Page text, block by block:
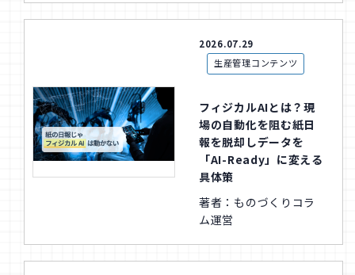
2026.07.29
生産管理コンテンツ
フィジカルAIとは？現
場の自動化を阻む紙日
報を脱却しデータを
「AI-Ready」に変える
具体策
著者：ものづくりコラ
ム運営